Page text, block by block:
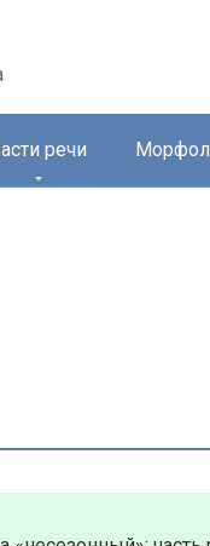
речи